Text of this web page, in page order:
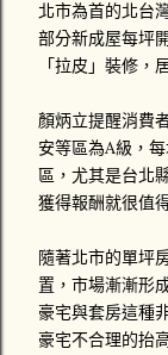
北市為首的北台
部分新成屋每坪
「拉皮」裝修，
顏炳立提醒消費
安等區為A級，
區，尤其是台北
獲得報酬就很值
隨著北市的單坪
置，市場漸漸形
豪宅與套房這種
豪宅不合理的抬